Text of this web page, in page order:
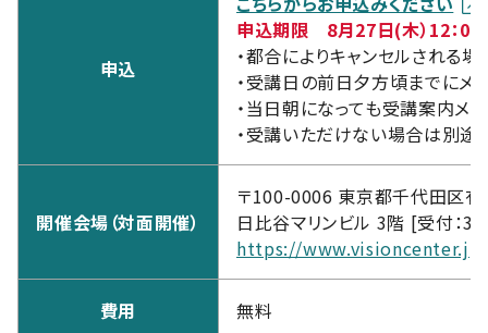
申込
申込期限 8月27日(木）12：00
・都合によりキャンセルされる場
・受講日の前日夕方頃までにメ
・当日朝になっても受講案内メ
・受講いただけない場合は別途
開催会場（対面開催）
〒100-0006 東京都千代田区
日比谷マリンビル 3階 [受付：
https://
費用 無料